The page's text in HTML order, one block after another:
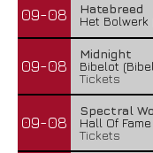
09-08
Hatebreed
Het Bolwerk
09-08
Midnight
Bibelot
Tickets
09-08
Spectral
Hall Of
Tickets